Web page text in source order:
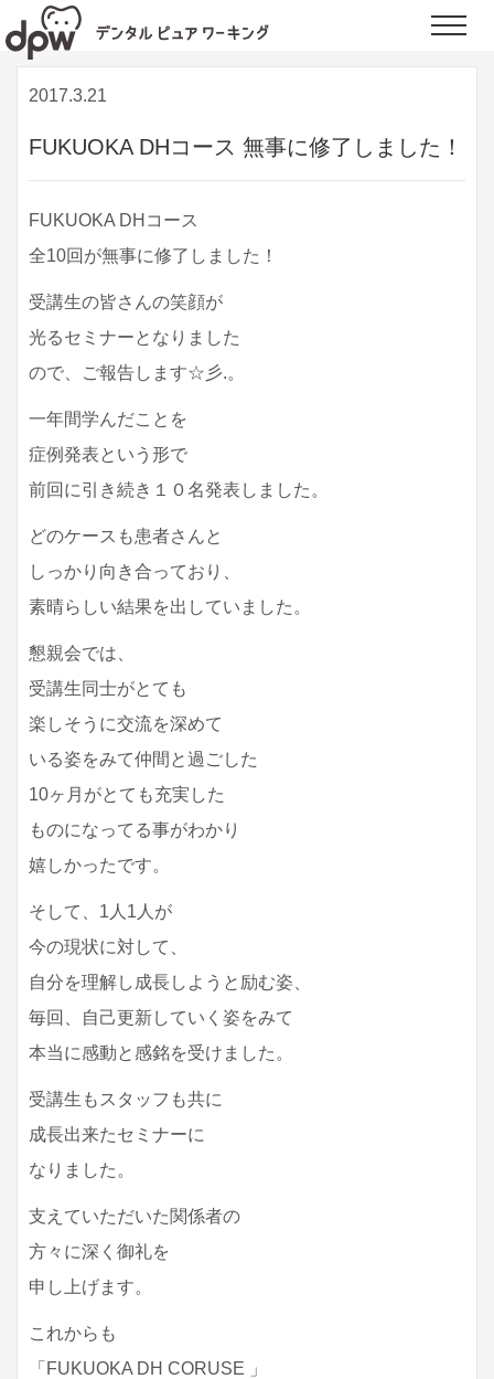
デンタルピュアワーキング | 九州の歯科衛生士向けの研修・セミナーを行う
会社
Toggle
2017.3.21
FUKUOKA DHコース 無事に修了しました！
FUKUOKA DHコース
全10回が無事に修了しました！
受講生の皆さんの笑顔が
光るセミナーとなりました
ので、ご報告します☆彡.。
一年間学んだことを
症例発表という形で
前回に引き続き１０名発表しました。
どのケースも患者さんと
しっかり向き合っており、
素晴らしい結果を出していました。
懇親会では、
受講生同士がとても
楽しそうに交流を深めて
いる姿をみて仲間と過ごした
10ヶ月がとても充実した
ものになってる事がわかり
嬉しかったです。
そして、1人1人が
今の現状に対して、
自分を理解し成長しようと励む姿、
毎回、自己更新していく姿をみて
本当に感動と感銘を受けました。
受講生もスタッフも共に
成長出来たセミナーに
なりました。
支えていただいた関係者の
方々に深く御礼を
申し上げます。
これからも
「FUKUOKA DH CORUSE 」